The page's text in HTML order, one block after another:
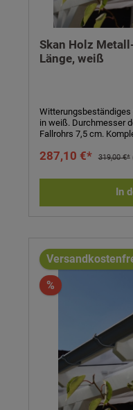
Skan Holz
Länge, weiß
Witterungsbeständiges
in weiß. Durchmesser
Fallrohrs 7,5 cm.
Rohrschellen,
Verklemmen der Teile,
Rinnenendstücke und
alterungsbeständig,
Fallrohr,
Rohrschellen,
Abdichten und
287,10 €* 319,00 €*
In
%